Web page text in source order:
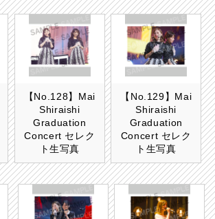
【No.128】Mai
Shiraishi
Graduation
Concert セレク
ト生写真
【No.129】Mai
Shiraishi
Graduation
Concert セレク
ト生写真